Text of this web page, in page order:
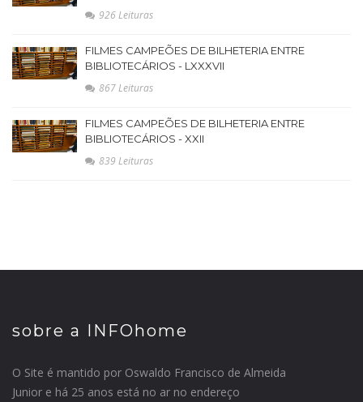
926 Leituras
FILMES CAMPEÕES DE BILHETERIA ENTRE
BIBLIOTECÁRIOS - LXXXVII
867 Leituras
FILMES CAMPEÕES DE BILHETERIA ENTRE
BIBLIOTECÁRIOS - XXII
839 Leituras
sobre a INFOhome
O Site é mantido por Oswaldo Francisco de Almeida
Junior e há 25 anos está no ar no endereço